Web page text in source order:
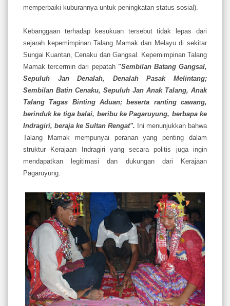
memperbaiki kuburannya untuk peningkatan status sosial).
Kebanggaan terhadap kesukuan tersebut tidak lepas dari
sejarah kepemimpinan Talang Mamak dan Melayu di sekitar
Sungai Kuantan, Cenaku dan Gangsal. Kepemimpinan Talang
Mamak tercermin dari pepatah "Sembilan Batang Gangsal,
Sepuluh Jan Denalah, Denalah Pasak Melintang;
Sembilan Batin Cenaku, Sepuluh Jan Anak Talang, Anak
Talang Tagas Binting Aduan; beserta ranting cawang,
berinduk ke tiga balai, beribu ke Pagaruyung, berbapa ke
Indragiri, beraja ke Sultan Rengat".
Ini menunjukkan bahwa
Talang Mamak mempunyai peranan yang penting dalam
struktur Kerajaan Indragiri yang secara politis juga ingin
mendapatkan legitimasi dan dukungan dari Kerajaan
Pagaruyung.